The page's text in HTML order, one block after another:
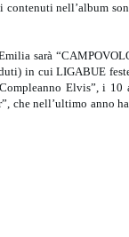
nell’album
sarà
in cui LIGABUE
Elvis”, i
che nell’ultimo anno